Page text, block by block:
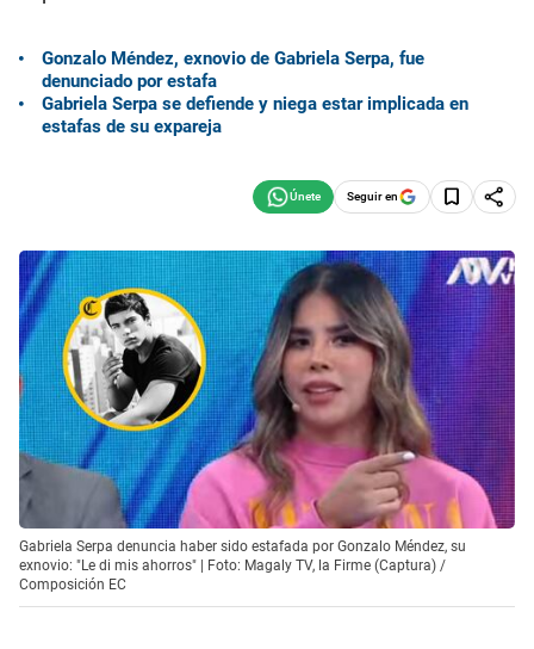
Gonzalo Méndez, exnovio de Gabriela Serpa, fue
denunciado por estafa
Gabriela Serpa se defiende y niega estar implicada en
estafas de su expareja
Seguir en
Gabriela Serpa denuncia haber sido estafada por Gonzalo Méndez, su
exnovio: "Le di mis ahorros" | Foto: Magaly TV, la Firme (Captura) /
Composición EC